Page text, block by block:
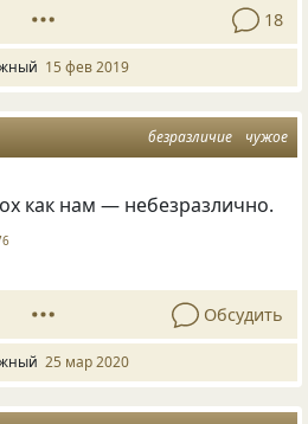
18
15 фев 2019
безразличие чужое
как нам — небезразлично.
Обсудить
25 мар 2020